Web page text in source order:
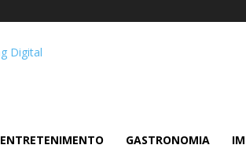
ENTRETENIMENTO GASTRONOMIA